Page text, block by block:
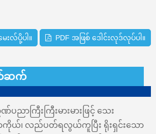
းလ်ပို့ပါ။ PDF အဖြစ် ဒေါင်းလုဒ်လုပ်ပါ။
ဆက်
ဏ်ပညာကြီးကြီးမားမားဖြင့် သေး
ာကိုယ်၊ လည်ပတ်ရလွယ်ကူပြီး ရိုးရှင်းသော